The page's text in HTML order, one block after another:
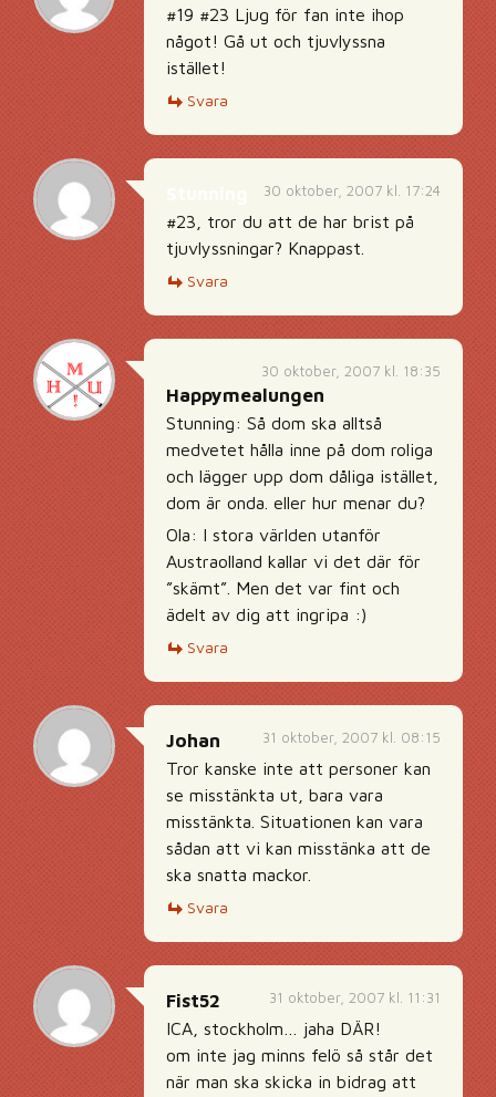
#19 #23 Ljug för fan inte ihop
något! Gå ut och tjuvlyssna
istället!
Svara
30 oktober, 2007 kl. 17:24
#23, tror du att de har brist på
tjuvlyssningar? Knappast.
Svara
30 oktober, 2007 kl. 18:35
Happymealungen
Stunning: Så dom ska alltså
medvetet hålla inne på dom roliga
och lägger upp dom dåliga istället,
dom är onda. eller hur menar du?
Ola: I stora världen utanför
Austraolland kallar vi det där för
”skämt”. Men det var fint och
ädelt av dig att ingripa :)
Svara
31 oktober, 2007 kl. 08:15
Johan
Tror kanske inte att personer kan
se misstänkta ut, bara vara
misstänkta. Situationen kan vara
sådan att vi kan misstänka att de
ska snatta mackor.
Svara
31 oktober, 2007 kl. 11:31
Fist52
ICA, stockholm… jaha DÄR!
om inte jag minns felö så står det
när man ska skicka in bidrag att